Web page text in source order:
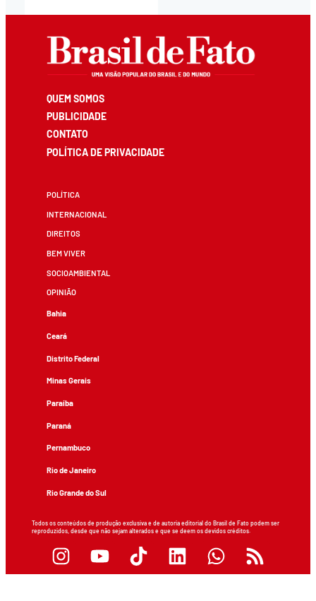
QUEM SOMOS
PUBLICIDADE
CONTATO
POLÍTICA DE PRIVACIDADE
POLÍTICA
INTERNACIONAL
DIREITOS
BEM VIVER
SOCIOAMBIENTAL
OPINIÃO
Bahia
Ceará
Distrito Federal
Minas Gerais
Paraíba
Paraná
Pernambuco
Rio de Janeiro
Rio Grande do Sul
Todos os conteúdos de produção exclusiva e de autoria editorial do Brasil de Fato podem ser
reproduzidos, desde que não sejam alterados e que se deem os devidos créditos.